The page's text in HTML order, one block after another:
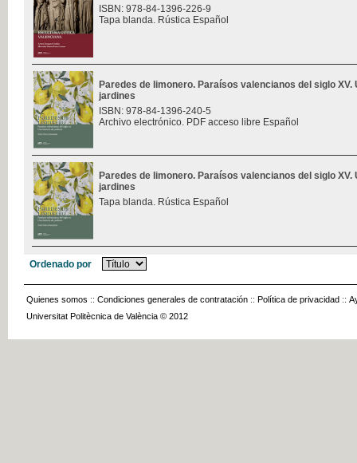
ISBN: 978-84-1396-226-9
Tapa blanda. Rústica Español
Paredes de limonero. Paraísos valencianos del siglo XV.
jardines
ISBN: 978-84-1396-240-5
Archivo electrónico. PDF acceso libre Español
Paredes de limonero. Paraísos valencianos del siglo XV.
jardines
Tapa blanda. Rústica Español
Ordenado por
Quienes somos :: Condiciones generales de contratación :: Política de privacidad ::
Universitat Politècnica de València © 2012